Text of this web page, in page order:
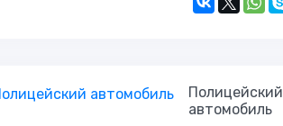
Полицейский
автомобиль